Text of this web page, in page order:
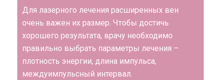
Для лазерного лечения расширенных вен
очень важен их размер. Чтобы достичь
хорошего результата, врачу необходимо
правильно выбрать параметры лечения –
плотность энергии, длина импульса,
междуимпульсный интервал.